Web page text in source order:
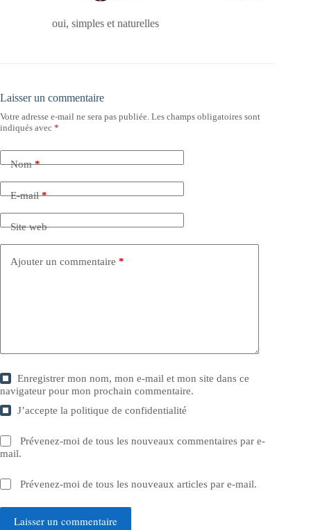
oui, simples et naturelles
Laisser un commentaire
Votre adresse e-mail ne sera pas publiée. Les champs obligatoires sont
indiqués avec *
Nom*
E-mail*
Site web
Ajouter un commentaire *
Enregistrer mon nom, mon e-mail et mon site dans ce
navigateur pour mon prochain commentaire.
J’accepte lapolitique de confidentialité
Prévenez-moi de tous les nouveaux commentaires par e-
mail.
Prévenez-moi de tous les nouveaux articles par e-mail.
Laisser un commentaire